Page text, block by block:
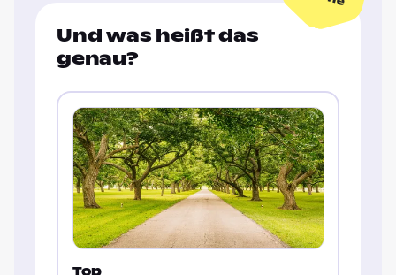
Und was heißt das
genau?